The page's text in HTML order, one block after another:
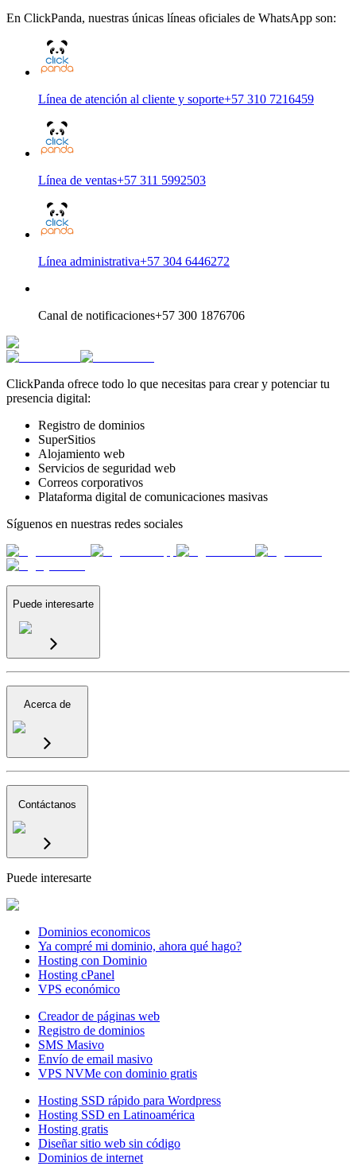
En ClickPanda, nuestras únicas líneas oficiales de WhatsApp son:
Línea de atención al cliente y soporte+57 310 7216459
Línea de ventas+57 311 5992503
Línea administrativa+57 304 6446272
Canal de notificaciones+57 300 1876706
ClickPanda ofrece todo lo que necesitas para crear y potenciar tu
presencia digital:
Registro de dominios
SuperSitios
Alojamiento web
Servicios de seguridad web
Correos corporativos
Plataforma digital de comunicaciones masivas
Síguenos en nuestras redes sociales
Puede interesarte
Acerca de
Contáctanos
Puede interesarte
Dominios economicos
Ya compré mi dominio, ahora qué hago?
Hosting con Dominio
Hosting cPanel
VPS económico
Creador de páginas web
Registro de dominios
SMS Masivo
Envío de email masivo
VPS NVMe con dominio gratis
Hosting SSD rápido para Wordpress
Hosting SSD en Latinoamérica
Hosting gratis
Diseñar sitio web sin código
Dominios de internet